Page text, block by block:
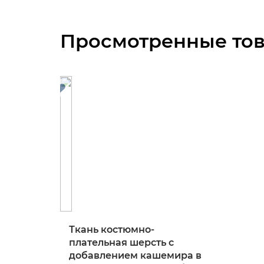
Просмотренные
Ткань костюмно-
плательная шерсть с
добавлением кашемира в